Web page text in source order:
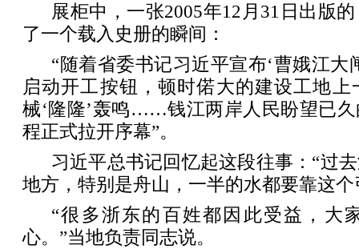
展柜中，一张2005年12月31日出版
了一个载入史册的瞬间：
“随着省委书记习近平宣布‘曹娥江大
启动开工按钮，顿时偌大的建设工地
械‘隆隆’轰鸣……钱江两岸人民盼望已
程正式拉开序幕”。
习近平总书记回忆起这段往事：“过
地方，特别是舟山，一半的水都要靠这个
“很多浙东的百姓都因此受益，大
心。”当地负责同志说。